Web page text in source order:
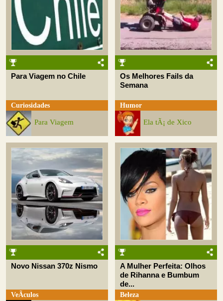
Para Viagem no Chile
Curiosidades
Para Viagem
Os Melhores Fails da
Semana
Humor
Ela tÃ¡ de Xico
Novo Nissan 370z Nismo
VeÃ­culos
A Mulher Perfeita: Olhos
de Rihanna e Bumbum
de...
Beleza